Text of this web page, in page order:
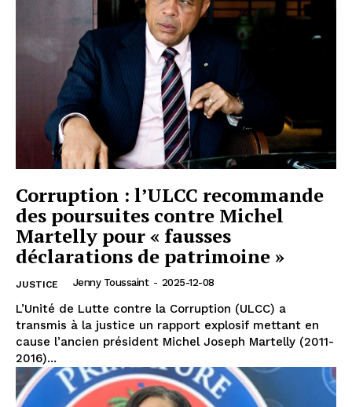
Corruption : l’ULCC recommande
des poursuites contre Michel
Martelly pour « fausses
déclarations de patrimoine »
JUSTICE Jenny Toussaint - 2025-12-08
L’Unité de Lutte contre la Corruption (ULCC) a
transmis à la justice un rapport explosif mettant en
cause l’ancien président Michel Joseph Martelly (2011-
2016)...